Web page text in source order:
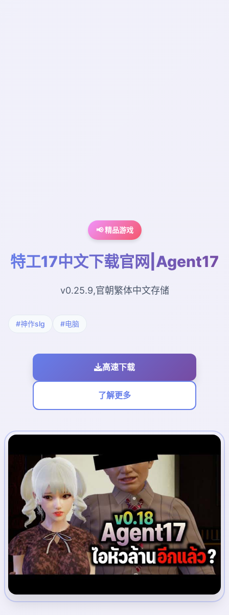
📢 精品游戏
特工17中文下载官网|Agent17
v0.25.9,官朝繁体中文存储
#神作slg #电脑
高速下载
了解更多